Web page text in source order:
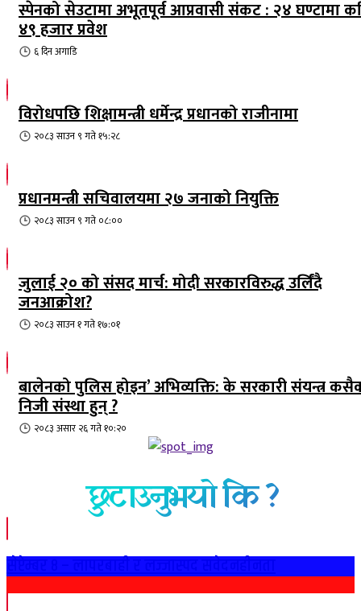
स्पेनको सेउटामा अभूतपूर्व आप्रवासी संकट : २४ घण्टामा
४९ हजार प्रवेश
६ दिनअगाडि
विरोधपछि शिक्षामन्त्री धर्मेन्द्र प्रधानको राजीनामा
२०८३ साउन ९ गते १५:२८
प्रधानमन्त्री सचिवालयमा २७ जनाको नियुक्ति
२०८३ साउन ९ गते ०८:००
जुलाई २० को संसद मार्च: मोदी सरकारविरुद्ध उर्लिंदै
जनआक्रोश?
२०८३ साउन १ गते १७:०१
बालेनको पुलिस होइन’ अभिव्यक्ति: के सरकारी संयन्त्र
निजी संस्था हुन् ?
२०८३ असार २६ गते १०:२०
छुटाउनुभयो कि ?